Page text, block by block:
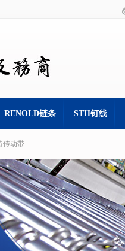
RENOLD链条 STH钉线
传动带